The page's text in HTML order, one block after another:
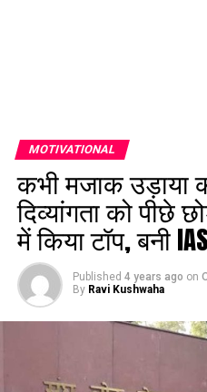
MOTIVATIONAL
कभी मजाक उड़ाया
दिव्यांगता को पीछे
में किया टॉप, बनी
Published 4 years ago on
By Ravi Kushwaha